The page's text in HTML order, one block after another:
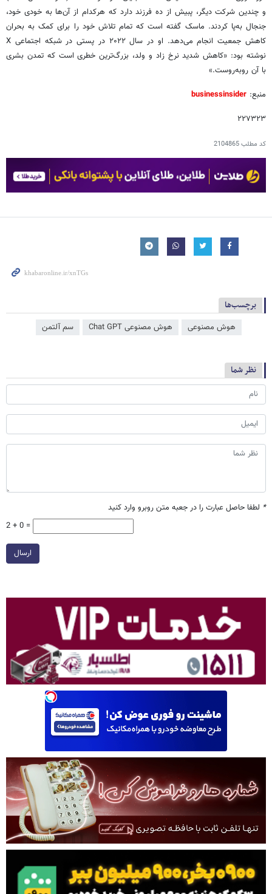
و چندین شرکت دیگر، پبیش از ده فرزند دارد که هرکدام از آن‌ها به خودی خود،
جنجال به‌پا کردند. ماسک گفته است که تمام تلاش خود را برای کمک به بحران
کاهش جمعیت انجام می‌دهد. او در سال ۲۰۲۲ در پستی در شبکه اجتماعی X
نوشته بود: «کاهش شدید نرخ زاد و ولد، بزرگ‌ترین خطری است که تمدن بشری
با آن روبه‌روست.»
منبع: businessinsider
۲۲۷۳۲۳
کد مطلب2104865
برچسب‌ها
هوش مصنوعی هوش مصنوعی Chat GPT سم آلتمن
نظر شما
* لطفا حاصل عبارت را در جعبه متن روبرو وارد کنید
2 + 0 =
ارسال